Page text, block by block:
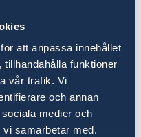
att anpassa innehållet
funktioner
vår trafik. Vi
och annan
medier och
samarbetar med.
Ryssland kommer
hot mot
utfallet av kriget i
vi ska
att göra oss
stödja Ukraina,
Malmer